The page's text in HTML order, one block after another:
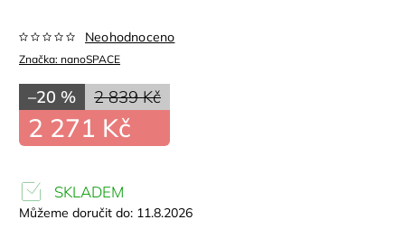
Značka: nanoSPACE
Neohodnoceno
2 839 Kč
–20 %
2 271 Kč
SKLADEM
Můžeme doručit do: 11.8.2026